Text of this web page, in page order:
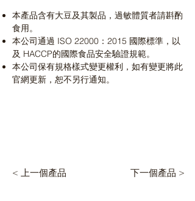
本產品含有大豆及其製品，過敏體質者請斟酌
食用。
本公司通過 ISO 22000：2015 國際標準，以
及 HACCP的國際食品安全驗證規範。
本公司保有規格樣式變更權利，如有變更將此
官網更新，恕不另行通知。
< 上一個產品 下一個產品 >